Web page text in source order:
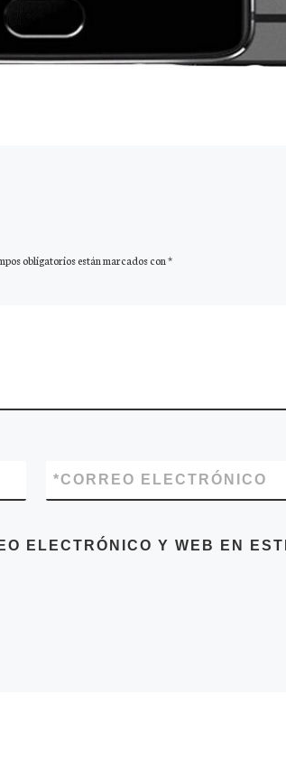
obligatorios están marcados con*
CORREO ELECTRÓNICO
*
ELECTRÓNICO Y WEB EN